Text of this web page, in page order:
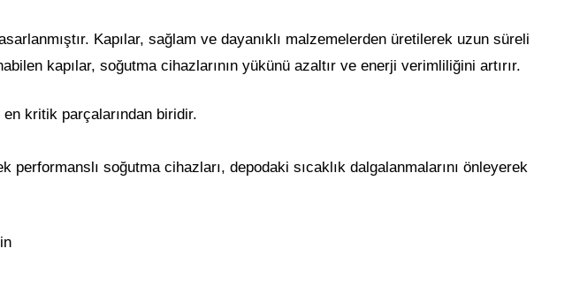
Kapılar, sağlam ve dayanıklı malzemelerden üretilerek uzun süreli
kapılar, soğutma cihazlarının yükünü azaltır ve enerji verimliliğini artırır.
kritik parçalarından biridir.
performanslı soğutma cihazları, depodaki sıcaklık dalgalanmalarını önleyerek